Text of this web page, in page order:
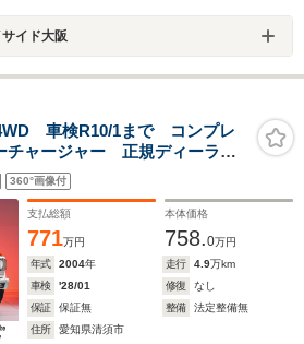
イド大阪
車検R10/1まで コンプレ
チャージャー 正規ディーラー
ーフ 純正AMG18インチ 黒
リ付パワーシート 純正ナ
360°画像付
支払総額
771万円
本体価格
758.0万円
年式
2004年 走行 4.9万km
車検
'28/01 修復
なし
保証
保証無 整備
法定整備無
住所
愛知県清須市